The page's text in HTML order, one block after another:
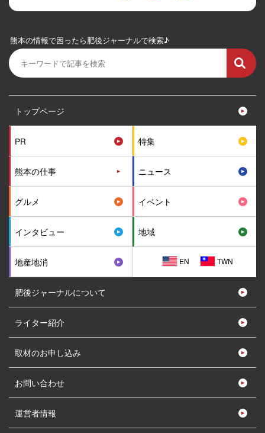
熊本の情報で困ったら肥後ジャーナルで検索♪
トップページ
PR 特集
熊本の仕事 ニュース
グルメ イベント
インタビュー 地域
地産地消 EN TWN
肥後ジャーナルについて
ライター紹介
取材のお申し込み
お問い合わせ
運営者情報